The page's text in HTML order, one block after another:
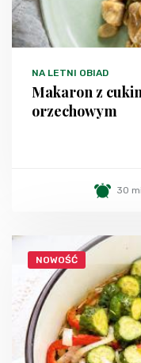
NA LETNI OBIAD
Makaron z
orzechowym
30
NOWOŚĆ